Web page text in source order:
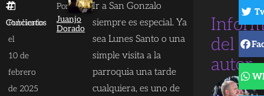
Conciertos
Publicado
el
10 de
febrero
de 2025
Por
Juanjo
Dorado
Ir a San Gonzalo
siempre es especial. Ya
sea Lunes Santo o una
simple visita a la
parroquia una tarde
cualquiera, es uno de
del
autor